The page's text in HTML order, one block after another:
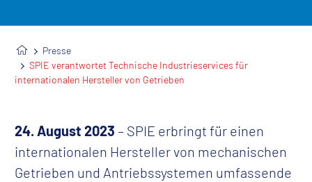
Presse
SPIE verantwortet Technische Industrieservices für
internationalen Hersteller von Getrieben
24. August 2023 – SPIE erbringt für einen
internationalen Hersteller von mechanischen
Getrieben und Antriebssystemen umfassende